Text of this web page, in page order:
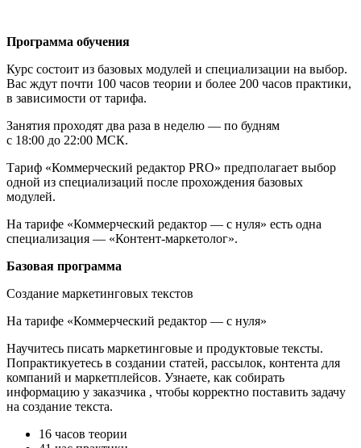
Программа обучения
Курс состоит из базовых модулей и специализации на выбор.
Вас ждут почти 100 часов теории и более 200 часов практики,
в зависимости от тарифа.
Занятия проходят два раза в неделю — по будням
с 18:00 до 22:00 МСК.
Тариф «Коммерческий редактор PRO» предполагает выбор
одной из специализаций после прохождения базовых
модулей.
На тарифе «Коммерческий редактор — с нуля» есть одна
специализация — «Контент-маркетолог».
Базовая программа
Создание маркетинговых текстов
На тарифе «Коммерческий редактор — с нуля»
Научитесь писать маркетинговые и продуктовые тексты.
Попрактикуетесь в создании статей, рассылок, контента для
компаний и маркетплейсов. Узнаете, как собирать
информацию у заказчика , чтобы корректно поставить задачу
на создание текста.
16 часов теории